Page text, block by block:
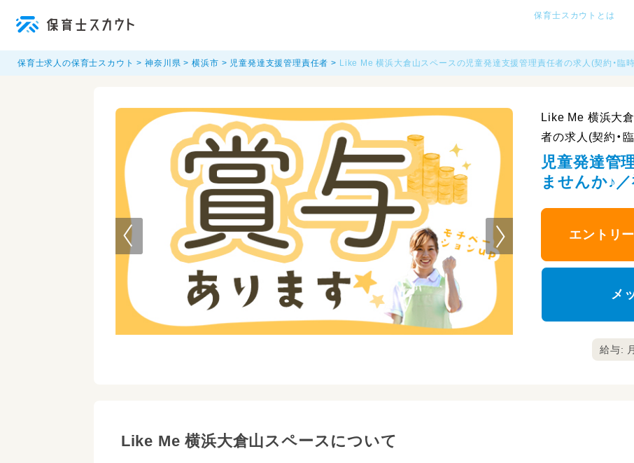
保育士スカウトとは
保育士求人の保育士スカウト 神奈川県 横浜市 児童発達支援管理責任者 Like Me 横浜大倉山スペースの児童発達支援管理責任者の求人(契約・臨時
Like Me 横浜大
者の求人(契約・
児童発達管
ませんか♪
エントリ
メ
給与:
Like Me 横浜大倉山スペースについて